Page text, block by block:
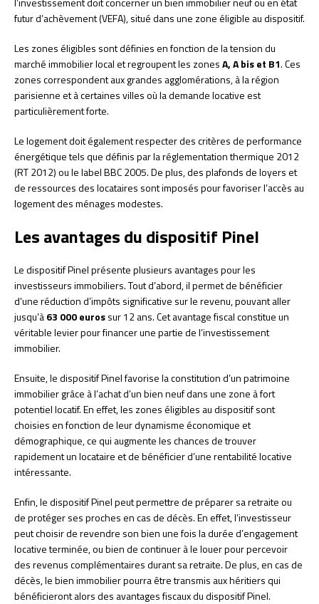
futur d’achèvement (VEFA), situé dans une zone éligible au dispositif.
Les zones éligibles sont définies en fonction de la tension du
marché immobilier local et regroupent les zonesA, A bis et B1. Ces
zones correspondent aux grandes agglomérations, à la région
parisienne et à certaines villes où la demande locative est
particulièrement forte.
Le logement doit également respecter des critères de performance
énergétique tels que définis par la réglementation thermique 2012
(RT 2012) ou le label BBC 2005. De plus, des plafonds de loyers et
de ressources des locataires sont imposés pour favoriser l’accès au
logement des ménages modestes.
Les avantages du dispositif Pinel
Le dispositif Pinel présente plusieurs avantages pour les
investisseurs immobiliers. Tout d’abord, il permet de bénéficier
d’une réduction d’impôts significative sur le revenu, pouvant aller
jusqu’à63 000 eurossur 12 ans. Cet avantage fiscal constitue un
véritable levier pour financer une partie de l’investissement
immobilier.
Ensuite, le dispositif Pinel favorise la constitution d’un patrimoine
immobilier grâce à l’achat d’un bien neuf dans une zone à fort
potentiel locatif. En effet, les zones éligibles au dispositif sont
choisies en fonction de leur dynamisme économique et
démographique, ce qui augmente les chances de trouver
rapidement un locataire et de bénéficier d’une rentabilité locative
intéressante.
Enfin, le dispositif Pinel peut permettre de préparer sa retraite ou
de protéger ses proches en cas de décès. En effet, l’investisseur
peut choisir de revendre son bien une fois la durée d’engagement
locative terminée, ou bien de continuer à le louer pour percevoir
des revenus complémentaires durant sa retraite. De plus, en cas de
décès, le bien immobilier pourra être transmis aux héritiers qui
bénéficieront alors des avantages fiscaux du dispositif Pinel.